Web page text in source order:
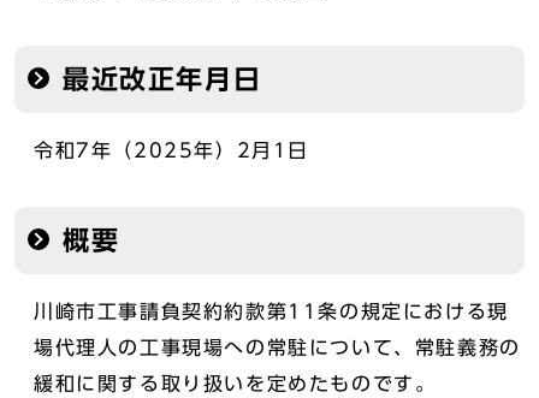
最近改正年月日
令和7年（2025年）2月1日
概要
川崎市工事請負契約約款第11条の規定における現
場代理人の工事現場への常駐について、常駐義務の
緩和に関する取り扱いを定めたものです。